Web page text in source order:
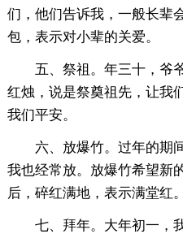
们，他们告诉我，一般长辈
包，表示对小辈的关爱。
五、祭祖。年三十，爷
红烛，说是祭奠祖先，让我
我们平安。
六、放爆竹。过年的期
我也经常放。放爆竹希望新
后，碎红满地，表示满堂红。
七、拜年。大年初一，